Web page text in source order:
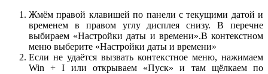
Жмём правой клавишей по панели с текущими датой и
временем в правом углу дисплея снизу. В перечне
выбираем «Настройки даты и времени».В контекстном
меню выберите «Настройки даты и времени»
Если не удаётся вызвать контекстное меню, нажимаем
Win + I или открываем «Пуск» и там щёлкаем по